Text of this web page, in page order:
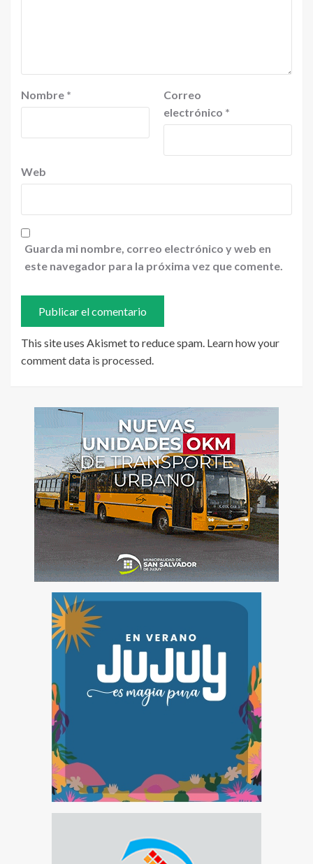
Nombre *
Correo
electrónico *
Web
Guarda mi nombre, correo electrónico y web en
este navegador para la próxima vez que comente.
This site uses Akismet to reduce spam. Learn how your
comment data is processed.